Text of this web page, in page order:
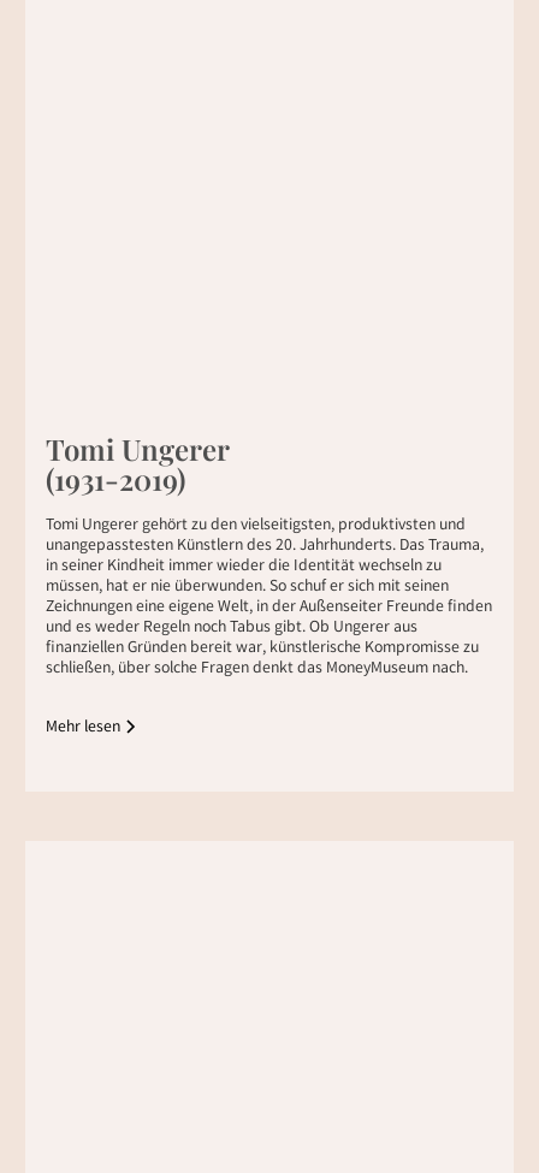
Tomi Ungerer
(1931-2019)
Tomi Ungerer gehört zu den vielseitigsten, produktivsten und
unangepasstesten Künstlern des 20. Jahrhunderts. Das Trauma,
in seiner Kindheit immer wieder die Identität wechseln zu
müssen, hat er nie überwunden. So schuf er sich mit seinen
Zeichnungen eine eigene Welt, in der Außenseiter Freunde finden
und es weder Regeln noch Tabus gibt. Ob Ungerer aus
finanziellen Gründen bereit war, künstlerische Kompromisse zu
schließen, über solche Fragen denkt das MoneyMuseum nach.
Mehr lesen